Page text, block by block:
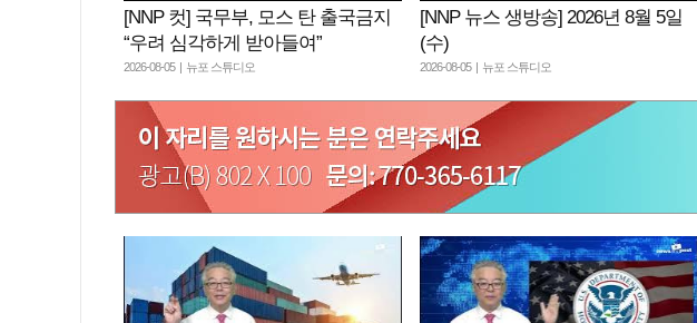
[NNP 컷] 국무부, 모스 탄 출국금지
“우려 심각하게 받아들여”
2026-08-05 | 뉴포 스튜디오
[NNP 뉴스 생방송] 2026년 8월 5일
(수)
2026-08-05 | 뉴포 스튜디오